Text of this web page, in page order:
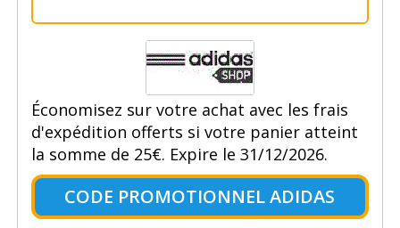
Économisez sur votre achat avec les frais
d'expédition offerts si votre panier atteint
la somme de 25€. Expire le 31/12/2026.
CODE PROMOTIONNEL ADIDAS